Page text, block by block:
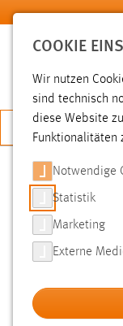
Zum Hauptinhalt
SUCHE
FILTER
Typ
COOKIE
Wir nutzen
sind technisch
diese Website
Funktionalitäten
Notwendige
Statistik
Marketing
Externe